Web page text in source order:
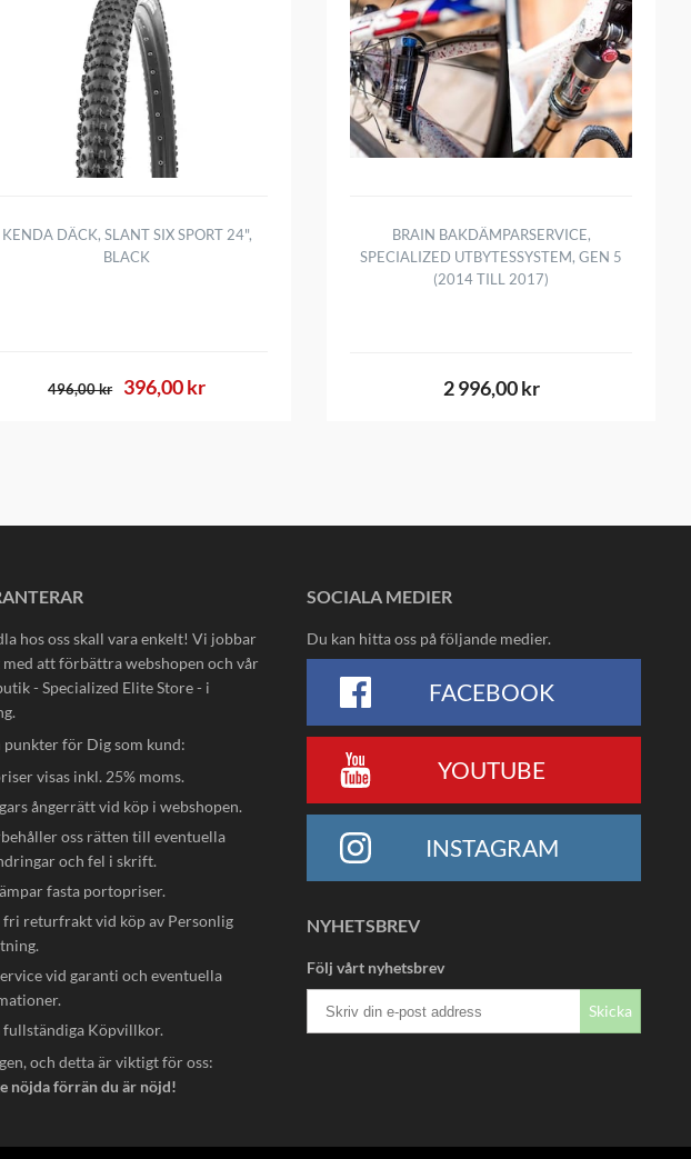
KENDA DÄCK, SLANT SIX SPORT 24",
BLACK
396,00 kr
496,00 kr
BRAIN BAKDÄMPARSERVICE,
SPECIALIZED UTBYTESSYSTEM, GEN 5
(2014 TILL 2017)
2 996,00 kr
hos oss skall vara enkelt! Vi jobbar
att förbättra webshopen och vår
- Specialized Elite Store - i
punkter för Dig som kund:
visas inkl. 25% moms.
ångerrätt vid köp i webshopen.
oss rätten till eventuella
och fel i skrift.
fasta portopriser.
returfrakt vid köp av Personlig
vid garanti och eventuella
fullständiga Köpvillkor.
och detta är viktigt för oss:
nöjda förrän du är nöjd!
SOCIALA MEDIER
Du kan hitta oss på följande medier.
FACEBOOK
YOUTUBE
INSTAGRAM
NYHETSBREV
Följ vårt nyhetsbrev
Skicka